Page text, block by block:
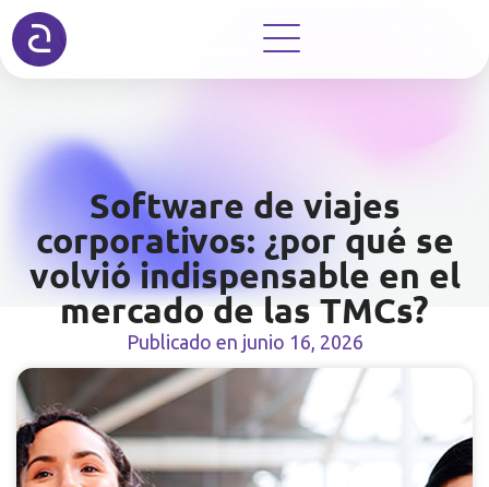
Software de viajes
corporativos: ¿por qué se
volvió indispensable en el
mercado de las TMCs?
Publicado en junio 16, 2026